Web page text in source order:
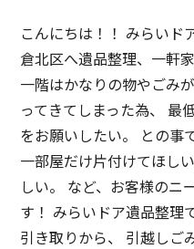
こんにちは！！ みらい
倉北区へ遺品整理、一軒
一階はかなりの物やごみ
ってきてしまった為、 最
をお願いしたい。 との事
一部屋だけ片付けてほし
しい。 など、お客様のニ
す！ みらいドア遺品整理
引き取りから、 引越しご